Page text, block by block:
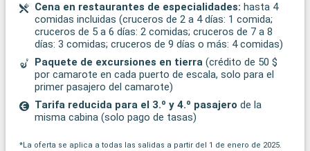
Cena en restaurantes de especialidades: hasta 4
comidas incluidas (cruceros de 2 a 4 días: 1 comida;
cruceros de 5 a 6 días: 2 comidas; cruceros de 7 a 8
días: 3 comidas; cruceros de 9 días o más: 4 comidas)
Paquete de excursiones en tierra (crédito de 50 $
por camarote en cada puerto de escala, solo para el
primer pasajero del camarote)
Tarifa reducida para el 3.º y 4.º pasajero de la
misma cabina (solo pago de tasas)
*La oferta se aplica a todas las salidas a partir del 1 de enero de 2025.